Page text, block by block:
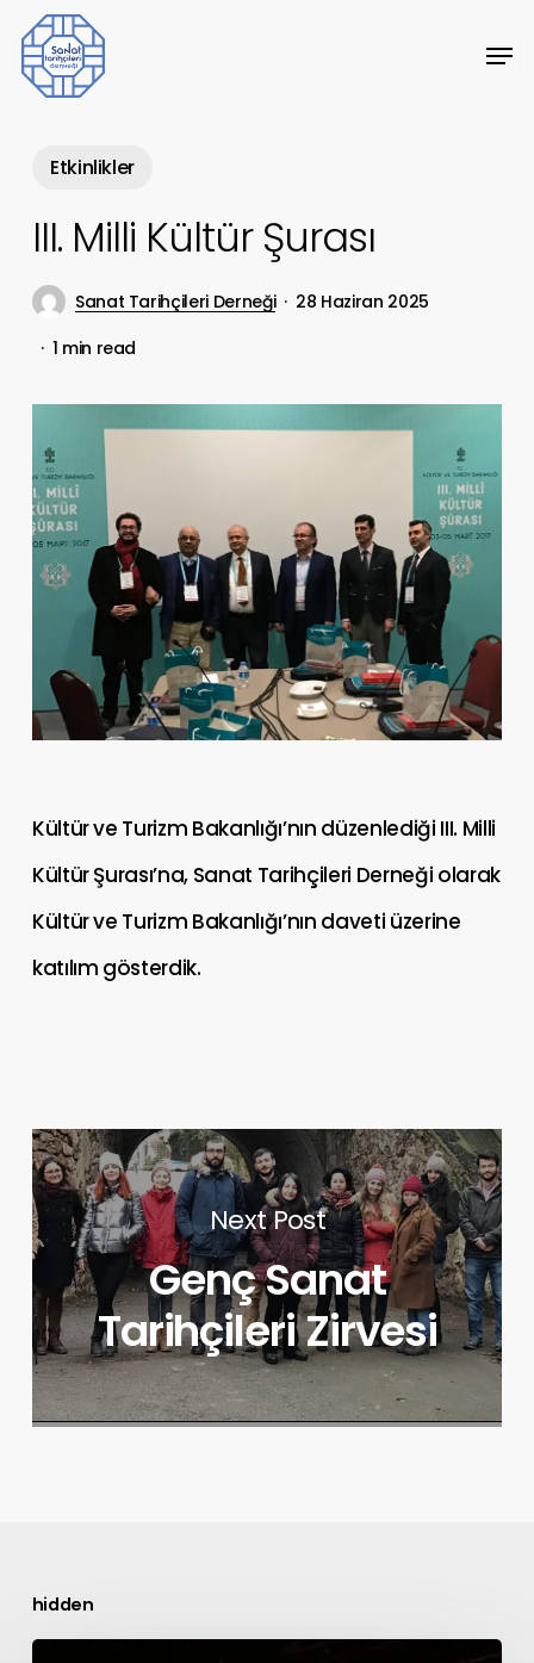
Skip
contentEtkinlikler
III. Milli Kültür Şurası
Sanat Tarihçileri Derneği
28 Haziran 2025
1 min read
Kültür ve Turizm Bakanlığı’nın düzenlediği III. Milli
Kültür Şurası’na, Sanat Tarihçileri Derneği olarak
Kültür ve Turizm Bakanlığı’nın daveti üzerine
katılım gösterdik.
Next Post
Genç Sanat
Tarihçileri Zirvesi
hidden